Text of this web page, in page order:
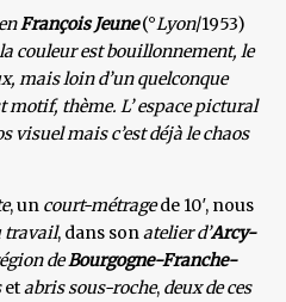
François Jeune(°Lyon/1953)
couleur est bouillonnement, le
mais loin d’un quelconque
motif, thème. L’ espace pictural
visuel mais c’est déjà le chaos
, un court-métragede 10′, nous
travail, dans sonatelier d’Arcy-
deBourgogne-Franche-
etabris sous-roche, deux de ces